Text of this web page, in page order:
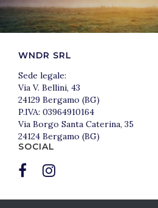
WNDR SRL
Sede legale:
Via V. Bellini, 43
24129 Bergamo (BG)
P.IVA: 03964910164
Via Borgo Santa Caterina, 35
24124 Bergamo (BG)
SOCIAL